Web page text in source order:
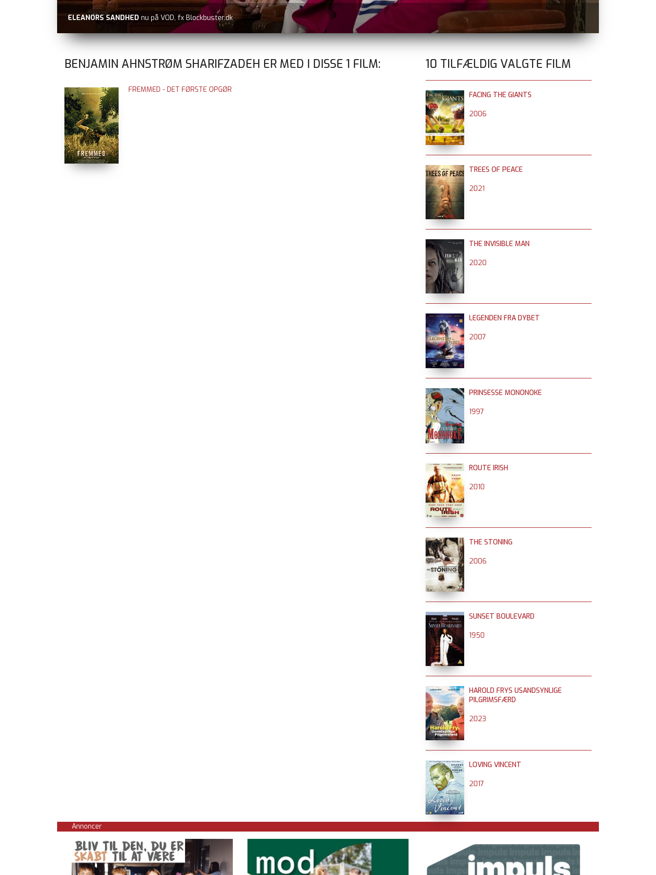
ELEANORS SANDHED nu på VOD, fx Blockbuster.dk
BENJAMIN AHNSTRØM SHARIFZADEH ER MED I DISSE 1 FILM:
FREMMED - DET FØRSTE OPGØR
10 TILFÆLDIG VALGTE FILM
FACING THE GIANTS
2006
TREES OF PEACE
2021
THE INVISIBLE MAN
2020
LEGENDEN FRA DYBET
2007
PRINSESSE MONONOKE
1997
ROUTE IRISH
2010
THE STONING
2006
SUNSET BOULEVARD
1950
HAROLD FRYS USANDSYNLIGE
PILGRIMSFÆRD
2023
LOVING VINCENT
2017
Annoncer